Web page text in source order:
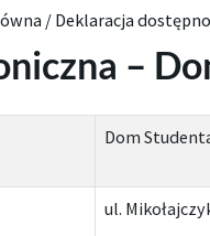
/ Deklaracja
–
Dom
ul.